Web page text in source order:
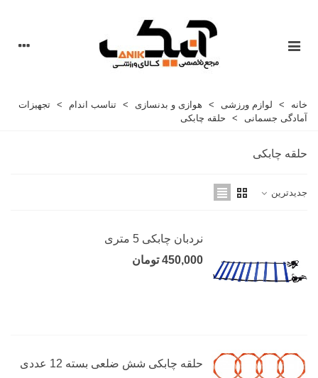
خانه > لوازم ورزشی > هوازی و بدنسازی > تناسب اندام > تجهیزات
آمادگی جسمانی
> حلقه چابکی
حلقه چابکی
جدیدترین
نردبان چابکی 5 متری
450,000 تومان
حلقه چابکی شش ضلعی بسته 12 عددی